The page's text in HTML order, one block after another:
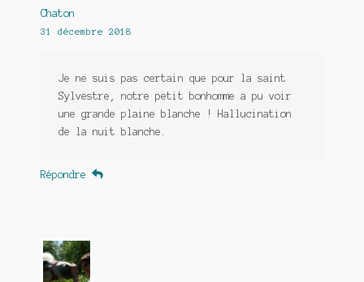
Chaton
31 décembre 2018
Je ne suis pas certain que pour la saint
Sylvestre, notre petit bonhomme a pu voir
une grande plaine blanche ! Hallucination
de la nuit blanche.
Répondre